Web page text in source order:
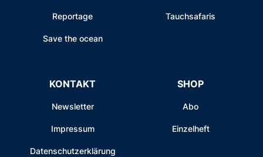
Reportage
Save the ocean
Tauchsafaris
KONTAKT
Newsletter
Impressum
Datenschutzerklärung
SHOP
Abo
Einzelheft